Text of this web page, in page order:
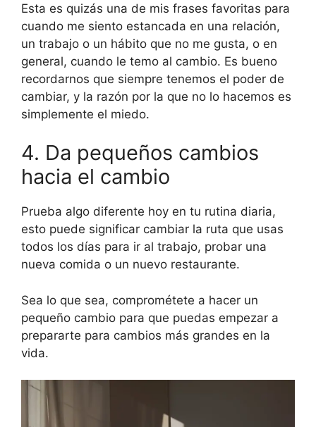
Esta es quizás una de mis frases favoritas para
cuando me siento estancada en una relación,
un trabajo o un hábito que no me gusta, o en
general, cuando le temo al cambio. Es bueno
recordarnos que siempre tenemos el poder de
cambiar, y la razón por la que no lo hacemos es
simplemente el miedo.
4. Da pequeños cambios
hacia el cambio
Prueba algo diferente hoy en tu rutina diaria,
esto puede significar cambiar la ruta que usas
todos los días para ir al trabajo, probar una
nueva comida o un nuevo restaurante.
Sea lo que sea, comprométete a hacer un
pequeño cambio para que puedas empezar a
prepararte para cambios más grandes en la
vida.